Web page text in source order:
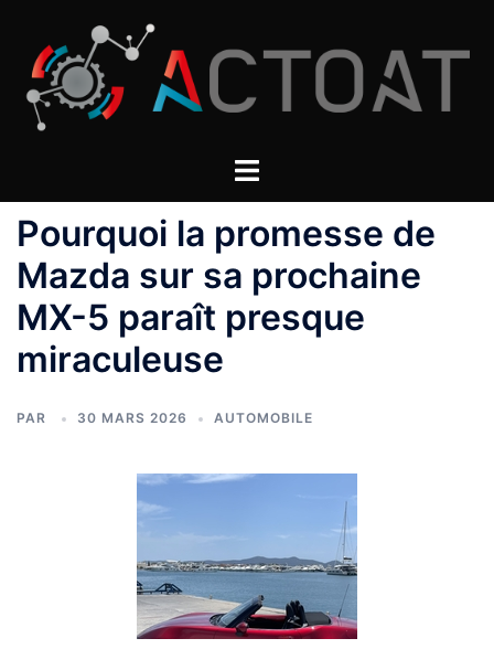
contenu
Pourquoi la promesse de
Mazda sur sa prochaine
MX-5 paraît presque
miraculeuse
PAR 30 MARS 2026 AUTOMOBILE